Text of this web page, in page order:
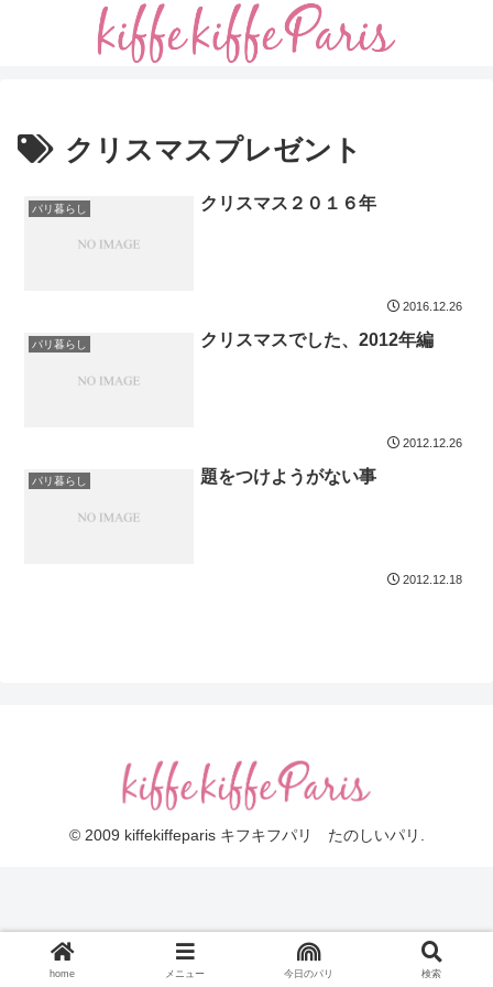
クリスマスプレゼント
パリ暮らし クリスマス２０１６年
2016.12.26
パリ暮らし クリスマスでした、2012年編
2012.12.26
パリ暮らし 題をつけようがない事
2012.12.18
© 2009 kiffekiffeparis キフキフパリ たのしいパリ.
home メニュー 今日のパリ 検索